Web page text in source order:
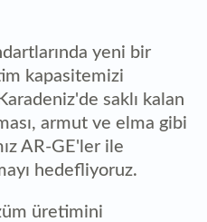
yeni bir
kapasitemizi
saklı kalan
armut ve elma gibi
AR-GE'ler ile
hedefliyoruz.
üretimini